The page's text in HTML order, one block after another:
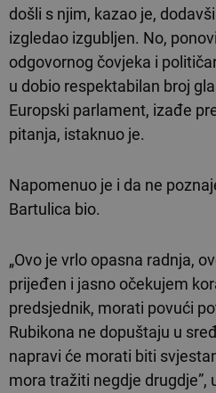
došli s njim, kazao je,
izgledao izgubljen. No,
odgovornog čovjeka i
u dobio respektabilan broj
Europski parlament, izađe
pitanja, istaknuo je.
Napomenuo je i da ne
Bartulica bio.
„Ovo je vrlo opasna radnja,
prijeđen i jasno očekujem
predsjednik, morati povući
Rubikona ne dopuštaju u
napravi će morati biti
mora tražiti negdje drugdje”,